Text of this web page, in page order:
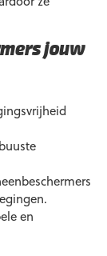
jouw
en